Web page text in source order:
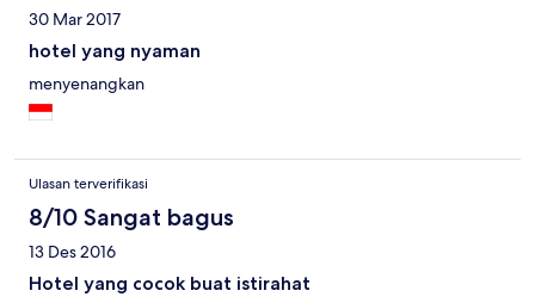
30 Mar 2017
hotel yang nyaman
menyenangkan
Ulasan terverifikasi
8/10 Sangat bagus
13 Des 2016
Hotel yang cocok buat istirahat